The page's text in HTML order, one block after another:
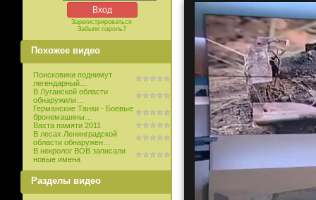
Зарегистрироваться
Забыли пароль?
Похожее видео
Поисковики поднимут
легендарный…
В Луганской области
обнаружили…
Германские Танки - Боевые
бронемашины…
Вахта памяти 2011
В лесах Ленинградской
области обнаружен…
В некролог ВОВ записали
новые имена
Разделы видео